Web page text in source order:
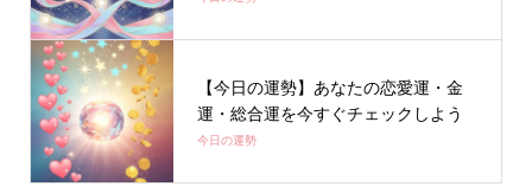
【今日の運勢】あなたの恋愛運・金
運・総合運を今すぐチェックしよう
今日の運勢